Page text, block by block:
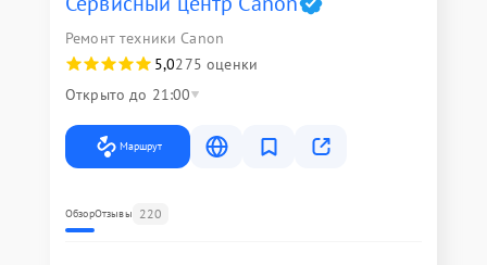
Ремонт техники Canon
5,0275 оценки
Открыто до 21:00
Маршрут
ОбзорОтзывы 220